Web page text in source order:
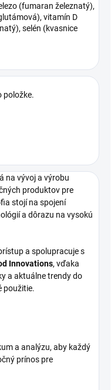
(fumaran železnatý),
vitamín D
selén (kvasnice
položke.
na vývoj a výrobu
produktov pre
stojí na spojení
a dôrazu na vysokú
a spolupracuje s
Innovations, vďaka
a aktuálne trendy do
použitie.
a analýzu, aby každý
prínos pre